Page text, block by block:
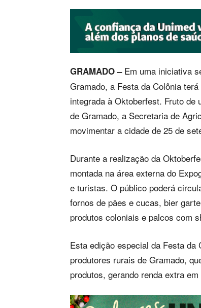
GRAMADO –Em uma iniciativa
Gramado, a Festa da Colônia
integrada à Oktoberfest. Fruto
de Gramado, a Secretaria de
movimentar a cidade de 25 de
Durante a realização da
montada na área externa do
e turistas. O público poderá
fornos de pães e cucas, bier
produtos coloniais e palcos com
Esta edição especial da Festa
produtores rurais de Gramado,
produtos, gerando renda extra